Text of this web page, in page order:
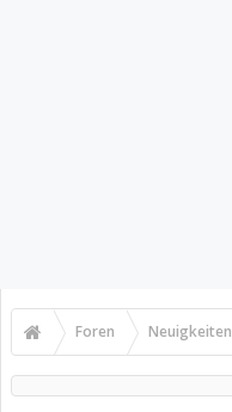
Foren Neuigkeiten